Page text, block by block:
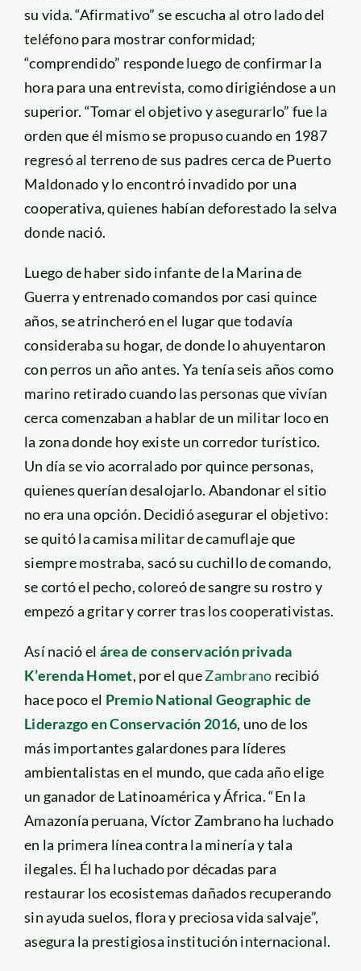
su vida. “Afirmativo” se escucha al otro lado del
teléfono para mostrar conformidad;
“comprendido” responde luego de confirmar la
hora para una entrevista, como dirigiéndose a un
superior. “Tomar el objetivo y asegurarlo” fue la
orden que él mismo se propuso cuando en 1987
regresó al terreno de sus padres cerca de Puerto
Maldonado y lo encontró invadido por una
cooperativa, quienes habían deforestado la selva
donde nació.
Luego de haber sido infante de la Marina de
Guerra y entrenado comandos por casi quince
años, se atrincheró en el lugar que todavía
consideraba su hogar, de donde lo ahuyentaron
con perros un año antes. Ya tenía seis años como
marino retirado cuando las personas que vivían
cerca comenzaban a hablar de un militar loco en
la zona donde hoy existe un corredor turístico.
Un día se vio acorralado por quince personas,
quienes querían desalojarlo. Abandonar el sitio
no era una opción. Decidió asegurar el objetivo:
se quitó la camisa militar de camuflaje que
siempre mostraba, sacó su cuchillo de comando,
se cortó el pecho, coloreó de sangre su rostro y
empezó a gritar y correr tras los cooperativistas.
Así nació el área de conservación privada
K’erenda Homet, por el queZambrano recibió
hace poco el Premio National Geographic de
Liderazgo en Conservación 2016, uno de los
más importantes galardones para líderes
ambientalistas en el mundo, que cada año elige
un ganador de Latinoamérica y África. “En la
Amazonía peruana, Víctor Zambrano ha luchado
en la primera línea contra la minería y tala
ilegales. Él ha luchado por décadas para
restaurar los ecosistemas dañados recuperando
sin ayuda suelos, flora y preciosa vida salvaje”,
asegura la prestigiosa institución internacional.